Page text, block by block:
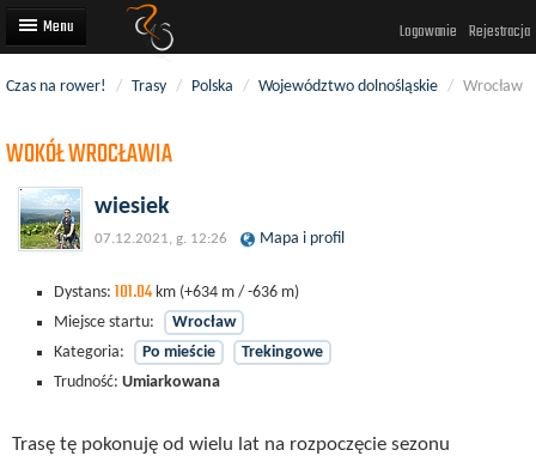
Logowanie Rejestracja
Trasy rowerowe
Wyścigi rowerowe
Użytkownicy
Dodaj
Czas na rower! / Trasy / Polska / Województwo dolnośląskie / Wrocław
WOKÓŁ WROCŁAWIA
wiesiek
07.12.2021, g. 12:26 Mapa i profil
Dystans: 101.04 km (+634 m / -636 m)
Miejsce startu:
Wrocław
Kategoria:
Po mieście
Trekingowe
Trudność: Umiarkowana
Trasę tę pokonuję od wielu lat na rozpoczęcie sezonu